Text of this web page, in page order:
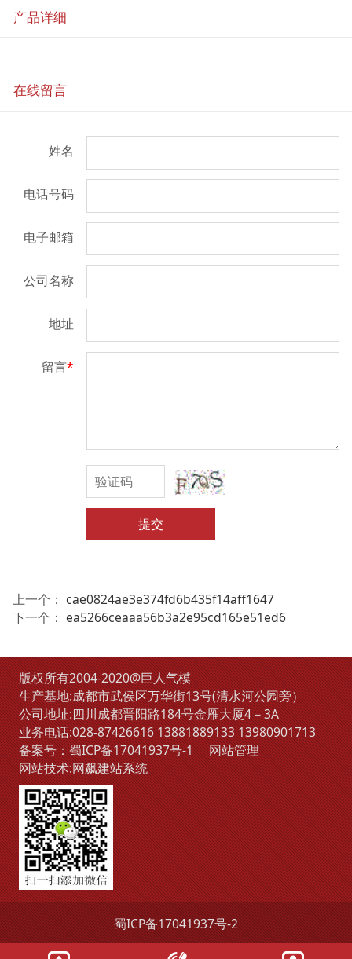
产品详细
在线留言
姓名
电话号码
电子邮箱
公司名称
地址
留言*
提交
上一个： cae0824ae3e374fd6b435f14aff1647
下一个： ea5266ceaaa56b3a2e95cd165e51ed6
版权所有2004-2020@巨人气模
生产基地:成都市武侯区万华街13号(清水河公园旁）
公司地址:四川成都晋阳路184号金雁大厦4－3A
业务电话:028-874266161388188913313980901713
备案号：蜀ICP备17041937号-1
网站管理
网站技术:网飙建站系统
蜀ICP备17041937号-2